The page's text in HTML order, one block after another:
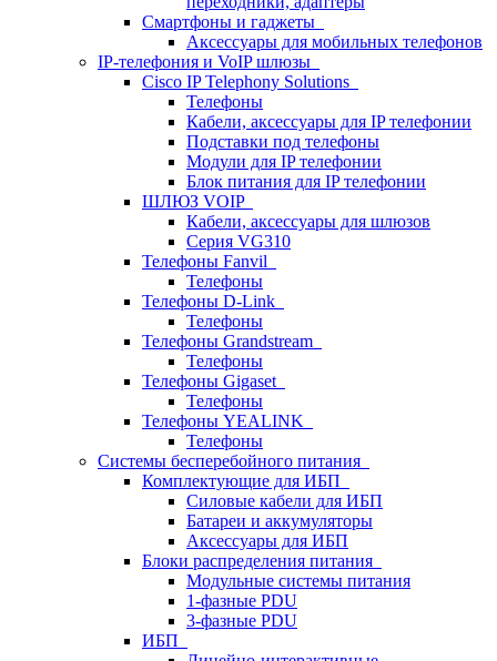
Смартфоны и гаджеты
Аксессуары для мобильных телефонов
IP-телефония и VoIP шлюзы
Cisco IP Telephony Solutions
Телефоны
Кабели, аксессуары для IP телефонии
Подставки под телефоны
Модули для IP телефонии
Блок питания для IP телефонии
ШЛЮЗ VOIP
Кабели, аксессуары для шлюзов
Серия VG310
Телефоны Fanvil
Телефоны
Телефоны D-Link
Телефоны
Телефоны Grandstream
Телефоны
Телефоны Gigaset
Телефоны
Телефоны YEALINK
Телефоны
Системы бесперебойного питания
Комплектующие для ИБП
Силовые кабели для ИБП
Батареи и аккумуляторы
Аксессуары для ИБП
Блоки распределения питания
Модульные системы питания
1-фазные PDU
3-фазные PDU
ИБП